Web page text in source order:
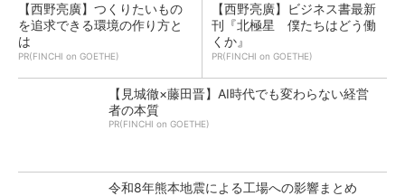
【西野亮廣】つくりたいもの
を追求できる環境の作り方と
は
PR(FINCHI on GOETHE)
【西野亮廣】ビジネス書最新
刊『北極星 僕たちはどう働
くか』
PR(FINCHI on GOETHE)
【見城徹×藤田晋】AI時代でも変わらない経営
者の本質
PR(FINCHI on GOETHE)
令和8年熊本地震による工場への影響まとめ